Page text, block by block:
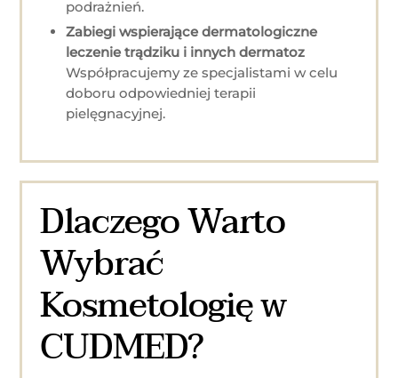
podrażnień.
Zabiegi wspierające dermatologiczne
leczenie trądziku i innych dermatoz
Współpracujemy ze specjalistami w celu
doboru odpowiedniej terapii
pielęgnacyjnej.
Dlaczego Warto
Wybrać
Kosmetologię w
CUDMED?